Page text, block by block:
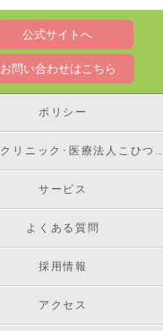
公式サイトへ
お問い合わせはこちら
ポリシー
兵庫のクリニック･医療法人こひつじの評判
サービス
よくある質問
採用情報
アクセス